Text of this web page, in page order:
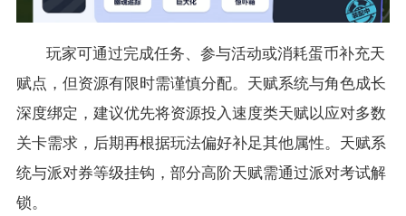
玩家可通过完成任务、参与活动或消耗蛋币补充天
赋点，但资源有限时需谨慎分配。天赋系统与角色成长
深度绑定，建议优先将资源投入速度类天赋以应对多数
关卡需求，后期再根据玩法偏好补足其他属性。天赋系
统与派对券等级挂钩，部分高阶天赋需通过派对考试解
锁。